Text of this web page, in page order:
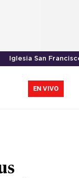
Iglesia San
EN VIVO